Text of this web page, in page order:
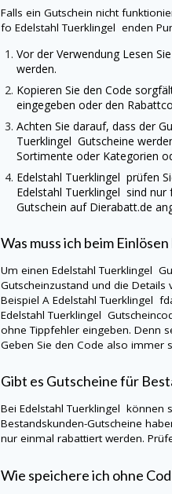
Falls ein Gutschein nicht
foEdelstahl Tuerklingelenden
Vor der Verwendung Lesen
werden.
Kopieren Sie den Code
eingegeben oder den
Achten Sie darauf, dass der
TuerklingelGutscheine
Sortimente oder Kategorien
Edelstahl Tuerklingelprüfen
Edelstahl Tuerklingelsind nur
Gutschein aufDierabatt.de
Was muss ich beim
Um einenEdelstahl Tuerklingel
Gutscheinzustand und die
Beispiel AEdelstahl Tuerklingel
Edelstahl Tuerklingel
ohne Tippfehler eingeben. Denn
Geben Sie den Code also immer
Gibt es Gutscheine für
BeiEdelstahl Tuerklingelkönnen
Bestandskunden-Gutscheine
nur einmal rabattiert werden.
Wie speichere ich ohne